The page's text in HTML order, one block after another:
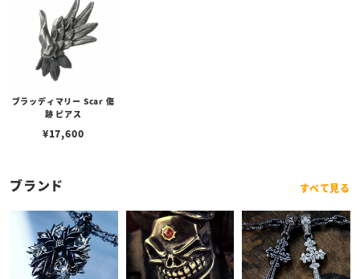
ブラッディマリー Scar 傷
跡 ピアス
¥17,600
ブランド すべて見る